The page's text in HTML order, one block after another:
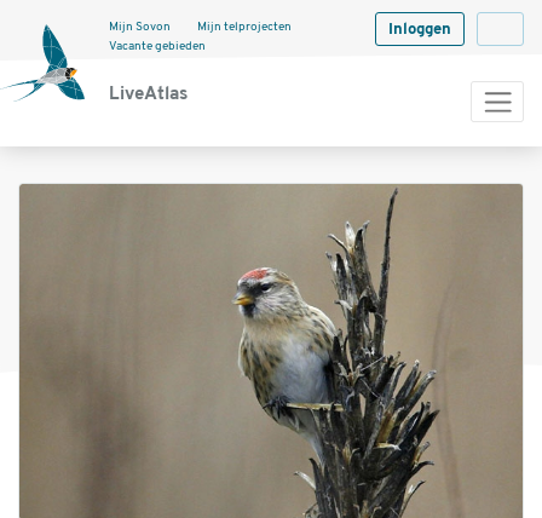
LiveAtlas
Mijn Sovon
Mijn telprojecten
Vacante gebieden
Inloggen